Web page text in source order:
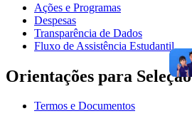
Ações e Programas
Despesas
Transparência de Dados
Fluxo de Assistência Estudantil
Orientações para Seleção
Termos e Documentos